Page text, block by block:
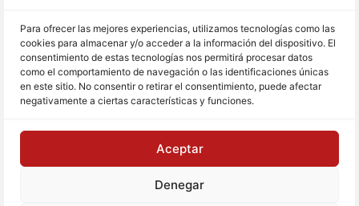
Para ofrecer las mejores experiencias, utilizamos tecnologías como las
cookies para almacenar y/o acceder a la información del dispositivo. El
consentimiento de estas tecnologías nos permitirá procesar datos
como el comportamiento de navegación o las identificaciones únicas
en este sitio. No consentir o retirar el consentimiento, puede afectar
negativamente a ciertas características y funciones.
Aceptar
Denegar
SALA DE PRENSA
Noticias Cámara
Sala de prensa
Hemeroteca
TEXTOS LEGALES
Aviso Legal
Política de Privacidad
Política de Cookies